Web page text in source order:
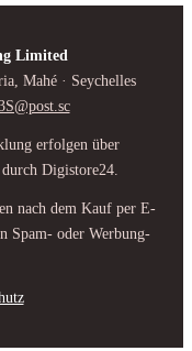
Limited
Mahé · Seychelles
erfolgen über
Digistore24.
nach dem Kauf per E-
Spam- oder Werbung-